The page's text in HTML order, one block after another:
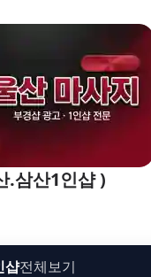
.삼산1인샵 )
샵전체보기